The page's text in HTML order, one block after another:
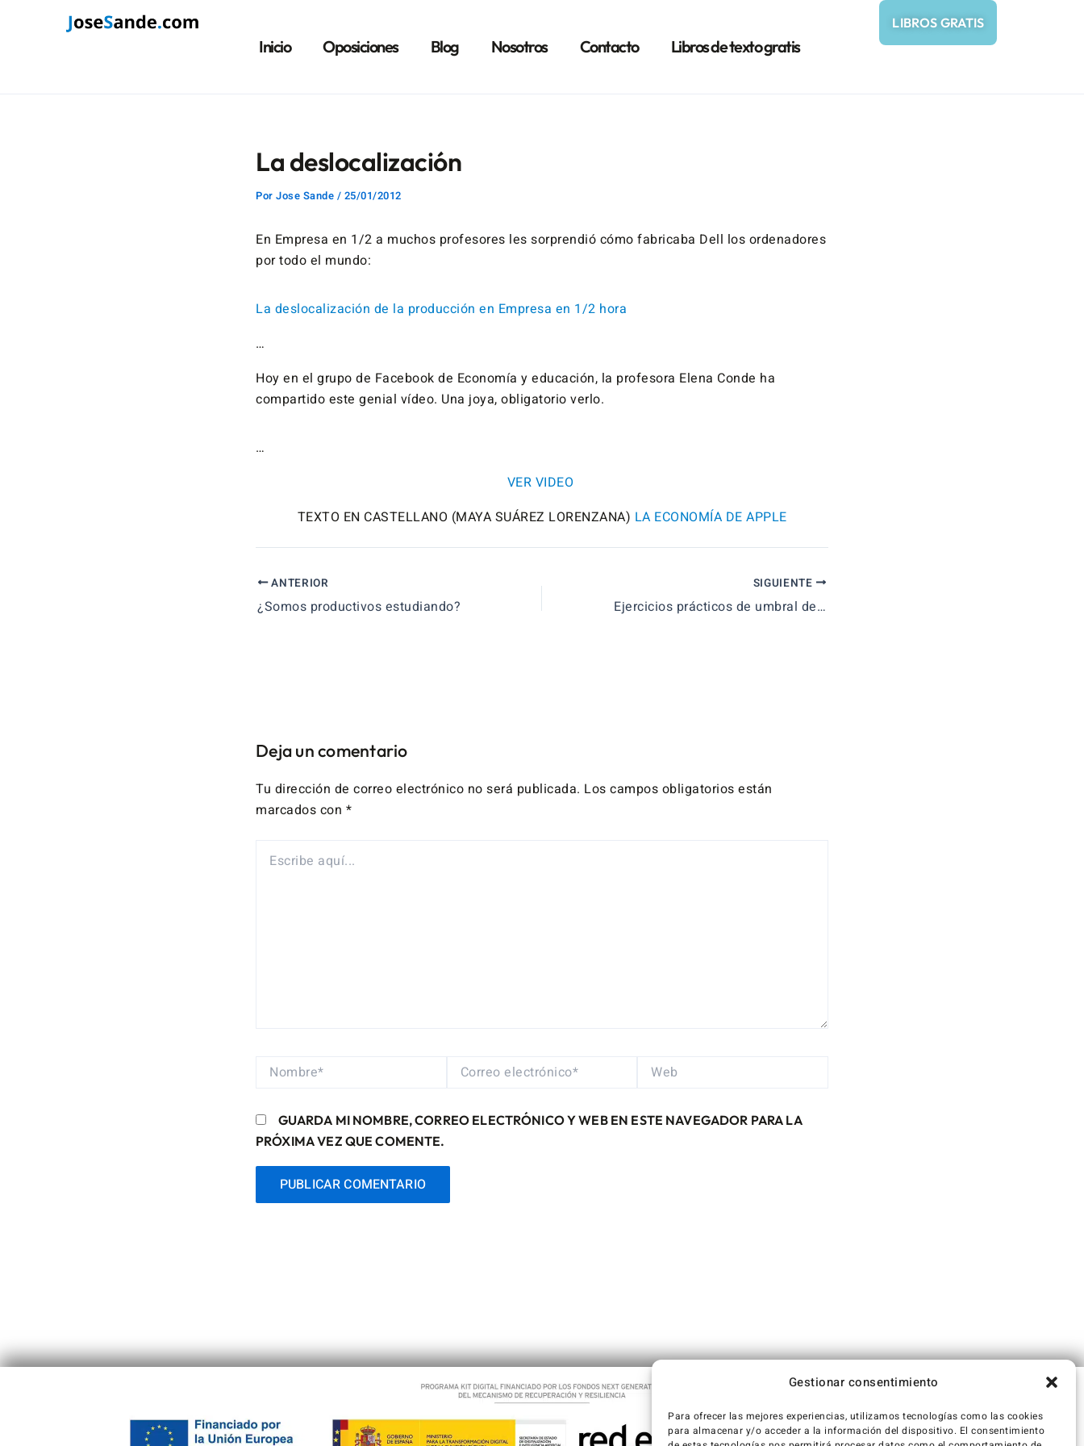
Gestionar consentimiento
Para ofrecer las mejores experiencias, utilizamos tecnologías como las cookies
para almacenar y/o acceder a la información del dispositivo. El consentimiento
Inicio Oposiciones Blog Nosotros Contacto Libros de texto gratis
LIBROS GRATIS
La deslocalización
Por Jose Sande / 25/01/2012
En Empresa en 1/2 a muchos profesores les sorprendió cómo fabricaba Dell los ordenadores
por todo el mundo:
La deslocalización de la producción en Empresa en 1/2 hora
…
Hoy en el grupo de Facebook de Economía y educación, la profesora Elena Conde ha
compartido este genial vídeo. Una joya, obligatorio verlo.
…
VER VIDEO
TEXTO EN CASTELLANO (MAYA SUÁREZ LORENZANA) LA ECONOMÍA DE APPLE
entradas
ANTERIOR
¿Somos productivos estudiando?
SIGUIENTE
Ejercicios prácticos de umbral de rentabilidad de PAU
Deja un comentario
Tu dirección de correo electrónico no será publicada. Los campos obligatorios están
marcados con *
AQUÍ...
NOMBRE*
CORREO
WEB
GUARDA MI NOMBRE, CORREO ELECTRÓNICO Y WEB EN ESTE NAVEGADOR PARA LA
PRÓXIMA VEZ QUE COMENTE.